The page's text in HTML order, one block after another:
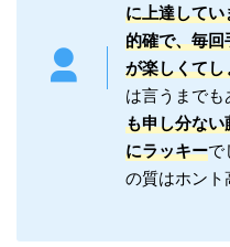
に上達してい
的確で、毎回
が楽しくてし
は言うまでも
も申し分ない
にラッキーで
の質はホント